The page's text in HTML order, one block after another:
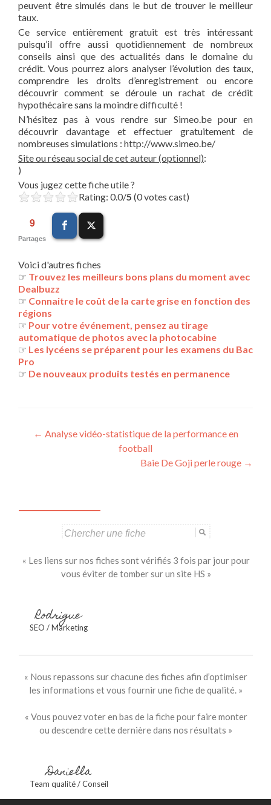
peuvent être simulés dans le but de trouver le meilleur
taux.
Ce service entièrement gratuit est très intéressant
puisqu’il offre aussi quotidiennement de nombreux
conseils ainsi que des actualités dans le domaine du
crédit. Vous pourrez alors analyser l’évolution des taux,
comprendre les droits d’enregistrement ou encore
découvrir comment se déroule un rachat de crédit
hypothécaire sans la moindre difficulté !
N’hésitez pas à vous rendre sur Simeo.be pour en
découvrir davantage et effectuer gratuitement de
nombreuses simulations : http://www.simeo.be/
Site ou réseau social de cet auteur (optionnel):
)
Vous jugez cette fiche utile ?
Rating: 0.0/5 (0 votes cast)
9
Partages
Voici d'autres fiches
☞ Trouvez les meilleurs bons plans du moment avec
Dealbuzz
☞ Connaitre le coût de la carte grise en fonction des
régions
☞ Pour votre événement, pensez au tirage
automatique de photos avec la photocabine
☞ Les lycéens se préparent pour les examens du Bac
Pro
☞ De nouveaux produits testés en permanence
Navigation
← Analyse vidéo-statistique de la performance en
football
Baie De Goji perle rouge →
« Les liens sur nos fiches sont vérifiés 3 fois par jour pour
vous éviter de tomber sur un site HS »
Rodrigue
SEO / Marketing
« Nous repassons sur chacune des fiches afin d’optimiser
les informations et vous fournir une fiche de qualité. »
« Vous pouvez voter en bas de la fiche pour faire monter
ou descendre cette dernière dans nos résultats »
Daniella
Team qualité / Conseil